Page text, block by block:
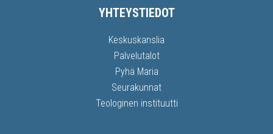
YHTEYSTIEDOT
Keskuskanslia
Palvelutalot
Pyhä Maria
Seurakunnat
Teologinen instituutti